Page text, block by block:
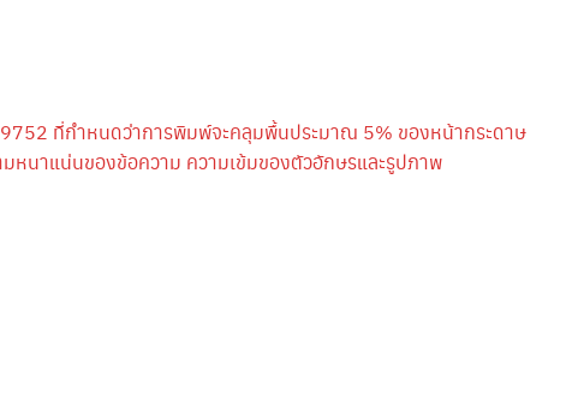
ที่กำหนดว่าการพิมพ์จะคลุมพื้นประมาณ 5% ของหน้ากระดาษ
นาแน่นของข้อความ ความเข้มของตัวอักษรและรูปภาพ